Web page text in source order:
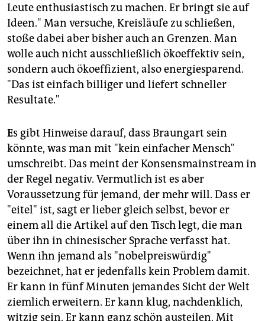
Leute enthusiastisch zu machen. Er bringt sie auf
Ideen." Man versuche, Kreisläufe zu schließen,
stoße dabei aber bisher auch an Grenzen. Man
wolle auch nicht ausschließlich ökoeffektiv sein,
sondern auch ökoeffizient, also energiesparend.
"Das ist einfach billiger und liefert schneller
Resultate."
Es gibt Hinweise darauf, dass Braungart sein
könnte, was man mit "kein einfacher Mensch"
umschreibt. Das meint der Konsensmainstream in
der Regel negativ. Vermutlich ist es aber
Voraussetzung für jemand, der mehr will. Dass er
"eitel" ist, sagt er lieber gleich selbst, bevor er
einem all die Artikel auf den Tisch legt, die man
über ihn in chinesischer Sprache verfasst hat.
Wenn ihn jemand als "nobelpreiswürdig"
bezeichnet, hat er jedenfalls kein Problem damit.
Er kann in fünf Minuten jemandes Sicht der Welt
ziemlich erweitern. Er kann klug, nachdenklich,
witzig sein. Er kann ganz schön austeilen. Mit